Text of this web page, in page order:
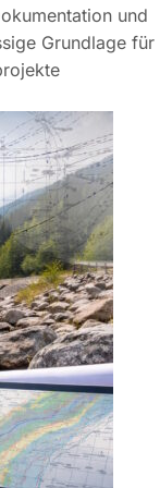
und
Grundlage für